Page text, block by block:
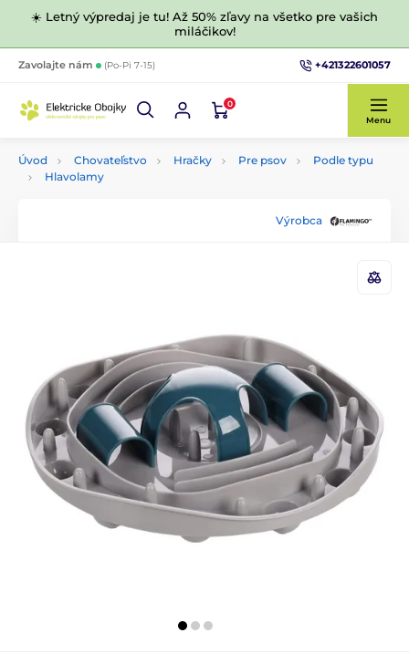
☀️ Letný výpredaj je tu! Až 50% zľavy na všetko pre vašich
miláčikov!
Zavolajte nám (Po-Pi 7-15) +421322601057
0
Menu
Úvod Chovateľstvo Hračky Pre psov
Podle typu
Hlavolamy
Výrobca